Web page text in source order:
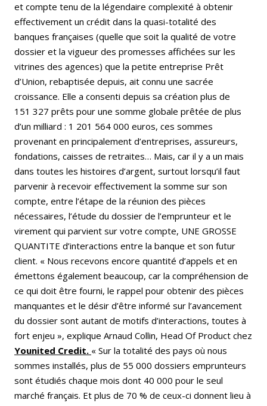
et compte tenu de la légendaire complexité à obtenir
effectivement un crédit dans la quasi-totalité des
banques françaises (quelle que soit la qualité de votre
dossier et la vigueur des promesses affichées sur les
vitrines des agences) que la petite entreprise Prêt
d’Union, rebaptisée depuis, ait connu une sacrée
croissance. Elle a consenti depuis sa création plus de
151 327 prêts pour une somme globale prêtée de plus
d’un milliard : 1 201 564 000 euros, ces sommes
provenant en principalement d’entreprises, assureurs,
fondations, caisses de retraites… Mais, car il y a un mais
dans toutes les histoires d’argent, surtout lorsqu’il faut
parvenir à recevoir effectivement la somme sur son
compte, entre l’étape de la réunion des pièces
nécessaires, l’étude du dossier de l’emprunteur et le
virement qui parvient sur votre compte, UNE GROSSE
QUANTITE d’interactions entre la banque et son futur
client. « Nous recevons encore quantité d’appels et en
émettons également beaucoup, car la compréhension de
ce qui doit être fourni, le rappel pour obtenir des pièces
manquantes et le désir d’être informé sur l’avancement
du dossier sont autant de motifs d’interactions, toutes à
fort enjeu », explique Arnaud Collin, Head Of Product chez
Younited Credit. « Sur la totalité des pays où nous
sommes installés, plus de 55 000 dossiers emprunteurs
sont étudiés chaque mois dont 40 000 pour le seul
marché français. Et plus de 70 % de ceux-ci donnent lieu à